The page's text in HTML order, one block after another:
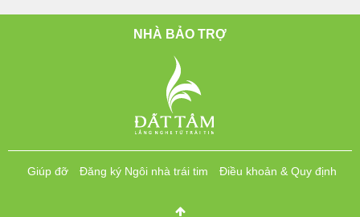
NHÀ BẢO TRỢ
Giúp đỡ Đăng ký Ngôi nhà trái tim Điều khoản & Quy định